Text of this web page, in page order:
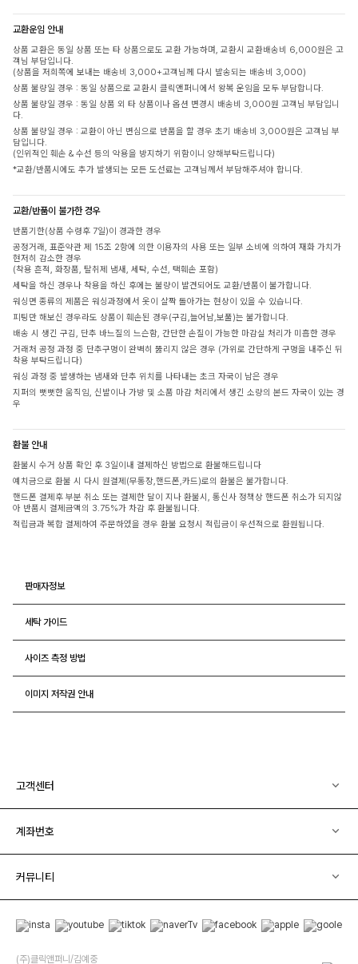
교환운임 안내
상품 교환은 동일 상품 또는 타 상품으로도 교환 가능하며, 교환시 교환배송비 6,000원은 고
객님 부담입니다.
(상품을 저희쪽에 보내는 배송비 3,000+고객님께 다시 발송되는 배송비 3,000)
상품 불량일 경우 : 동일 상품으로 교환시 클릭앤퍼니에서 왕복 운임을 모두 부담합니다.
상품 불량일 경우 : 동일 상품 외 타 상품이나 옵션 변경시 배송비 3,000원 고객님 부담입니
다.
상품 불량일 경우 : 교환이 아닌 변심으로 반품을 할 경우 초기 배송비 3,000원은 고객님 부
담입니다.
(인위적인 훼손 & 수선 등의 악용을 방지하기 위함이니 양해부탁드립니다)
*교환/반품시에도 추가 발생되는 모든 도선료는 고객님께서 부담해주셔야 합니다.
교환/반품이 불가한 경우
반품기한(상품 수령후 7일)이 경과한 경우
공정거래, 표준약관 제 15조 2항에 의한 이용자의 사용 또는 일부 소비에 의하여 재화 가치가
현저히 감소한 경우
(착용 흔적, 화장품, 탈취제 냄새, 세탁, 수선, 택훼손 포함)
세탁을 하신 경우나 착용을 하신 후에는 불량이 발견되어도 교환/반품이 불가합니다.
워싱면 종류의 제품은 워싱과정에서 옷이 살짝 돌아가는 현상이 있을 수 있습니다.
피팅만 해보신 경우라도 상품이 훼손된 경우(구김,늘어남,보풀)는 불가합니다.
배송 시 생긴 구김, 단추 바느질의 느슨함, 간단한 손질이 가능한 마감실 처리가 미흡한 경우
거래처 공정 과정 중 단추구멍이 완벽히 뚫리지 않은 경우 (가위로 간단하게 구멍을 내주신 뒤
착용 부탁드립니다)
워싱 과정 중 발생하는 냄새와 단추 위치를 나타내는 초크 자국이 남은 경우
지퍼의 뻣뻣한 움직임, 신발이나 가방 및 소품 마감 처리에서 생긴 소량의 본드 자국이 있는 경
우
환불 안내
환불시 수거 상품 확인 후 3일이내 결제하신 방법으로 환불해드립니다
예치금으로 환불 시 다시 원결제(무통장,핸드폰,카드)로의 환불은 불가합니다.
핸드폰 결제후 부분 취소 또는 결제한 달이 지나 환불시, 통신사 정책상 핸드폰 취소가 되지않
아 반품시 결제금액의 3.75%가 차감 후 환불됩니다.
적립금과 복합 결제하여 주문하였을 경우 환불 요청시 적립금이 우선적으로 환원됩니다.
판매자정보
세탁 가이드
사이즈 측정 방법
이미지 저작권 안내
고객센터
계좌번호
커뮤니티
(주)클릭앤퍼니/김예중